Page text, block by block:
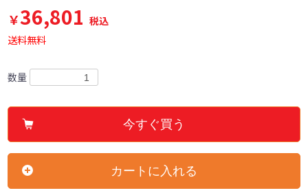
￥36,801 税込
送料無料
数量
今すぐ買う
カートに入れる